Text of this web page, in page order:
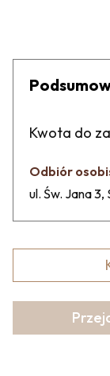
Kwota do
Odbiór
ul. Św. Jana